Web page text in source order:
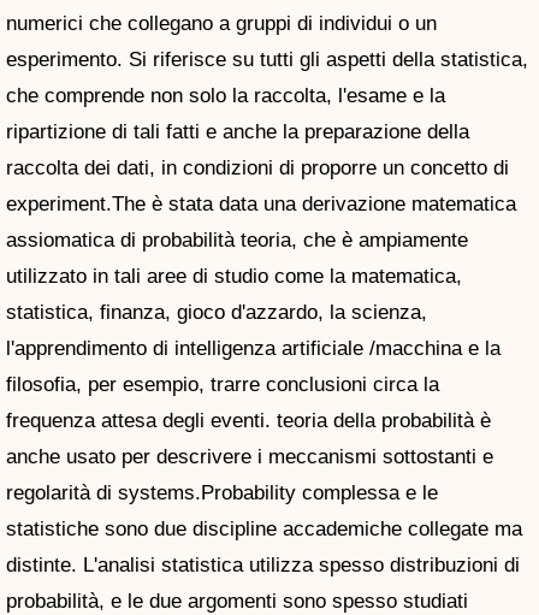
numerici che collegano a gruppi di individui o un
esperimento. Si riferisce su tutti gli aspetti della statistica,
che comprende non solo la raccolta, l'esame e la
ripartizione di tali fatti e anche la preparazione della
raccolta dei dati, in condizioni di proporre un concetto di
experiment.The è stata data una derivazione matematica
assiomatica di probabilità teoria, che è ampiamente
utilizzato in tali aree di studio come la matematica,
statistica, finanza, gioco d'azzardo, la scienza,
l'apprendimento di intelligenza artificiale /macchina e la
filosofia, per esempio, trarre conclusioni circa la
frequenza attesa degli eventi. teoria della probabilità è
anche usato per descrivere i meccanismi sottostanti e
regolarità di systems.Probability complessa e le
statistiche sono due discipline accademiche collegate ma
distinte. L'analisi statistica utilizza spesso distribuzioni di
probabilità, e le due argomenti sono spesso studiati